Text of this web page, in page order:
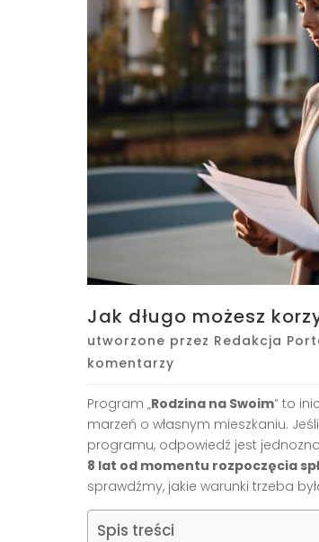
Jak długo możesz
utworzone przez Redakcja
komentarzy
Program „Rodzina na Swoim” to
marzeń o własnym mieszkaniu.
programu, odpowiedź jest
8 lat od momentu rozpoczęcia
sprawdźmy, jakie warunki trzeba
Spis treści